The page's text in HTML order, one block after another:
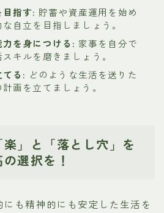
指す: 貯蓄や資産運用を始め
自立を目指しましょう。
を身につける: 家事を自分で
キルを磨きましょう。
る: どのような生活を送りた
画を立てましょう。
」と「落とし穴」を
選択を！
も精神的にも安定した生活を